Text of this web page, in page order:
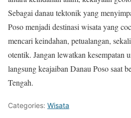
Sebagai danau tektonik yang
Poso menjadi destinasi wisata yang
mencari keindahan, petualangan,
otentik. Jangan lewatkan kesempatan
langsung keajaiban Danau Poso saat
Tengah.
Categories: Wisata